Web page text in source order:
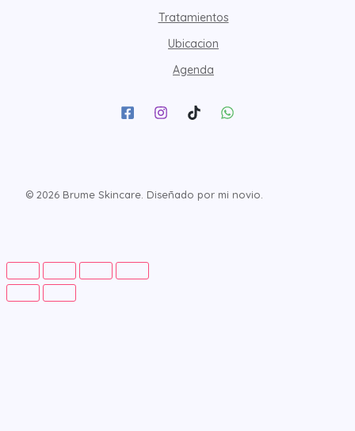
Tratamientos
Ubicacion
Agenda
© 2026 Brume Skincare. Diseñado por mi novio.